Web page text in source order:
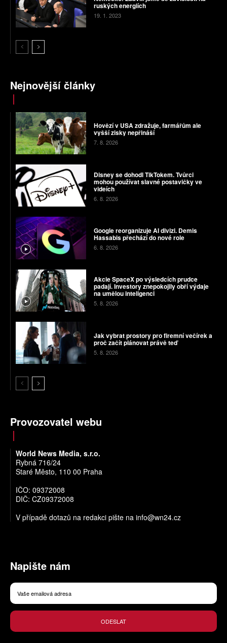
ruských energiích
19. 1. 2023
Nejnovější články
Hovězí v USA zdražuje, farmářům ale
vyšší zisky nepřináší
7. 8. 2026
Disney se dohodl TikTokem. Tvůrci
mohou používat slavné postavičky ve
videích
6. 8. 2026
Google reorganizuje AI divizi. Demis
Hassabis přechází do nové role
6. 8. 2026
Akcie SpaceX po výsledcích prudce
padají. Investory znepokojily obří výdaje
na umělou inteligenci
5. 8. 2026
Jak vybrat prostory pro firemní večírek a
proč začít plánovat právě teď
5. 8. 2026
Provozovatel webu
World News Media, s.r.o.
Rybná 716/24
Staré Město, 110 00 Praha
IČO: 09372008
DIČ: CZ09372008
V případě dotazů na redakci pište na info@wn24.cz
Napište nám
ODESLAT